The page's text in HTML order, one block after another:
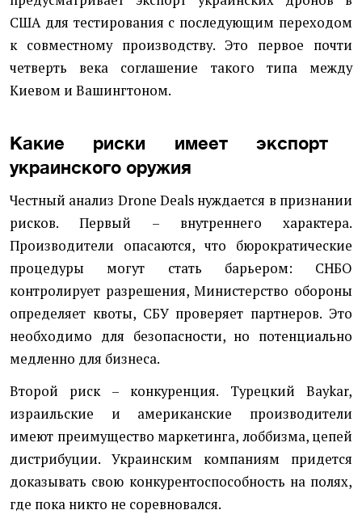
США для тестирования с последующим переходом
к совместному производству. Это первое почти
четверть века соглашение такого типа между
Киевом и Вашингтоном.
Какие риски имеет экспорт
украинского оружия
Честный анализ Drone Deals нуждается в признании
рисков. Первый – внутреннего характера.
Производители опасаются, что бюрократические
процедуры могут стать барьером: СНБО
контролирует разрешения, Министерство обороны
определяет квоты, СБУ проверяет партнеров. Это
необходимо для безопасности, но потенциально
медленно для бизнеса.
Второй риск – конкуренция. Турецкий Baykar,
израильские и американские производители
имеют преимущество маркетинга, лоббизма, цепей
дистрибуции. Украинским компаниям придется
доказывать свою конкурентоспособность на полях,
где пока никто не соревновался.